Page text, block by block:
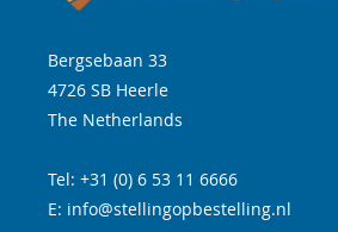
Bergsebaan 33
4726 SB Heerle
The Netherlands
Tel: +31 (0) 6 53 11 6666
E: info@stellingopbestelling.nl